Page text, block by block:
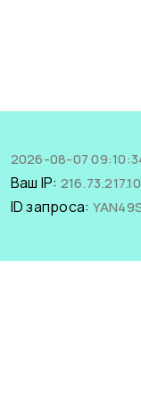
2026-08-07
Ваш IP:
ID запроса: